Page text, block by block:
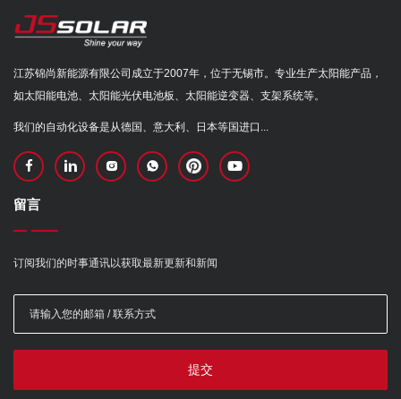
江苏锦尚新能源有限公司成立于2007年，位于无锡市。专业生产太阳能产品，
如太阳能电池、太阳能光伏电池板、太阳能逆变器、支架系统等。
我们的自动化设备是从德国、意大利、日本等国进口...
留言
订阅我们的时事通讯以获取最新更新和新闻
提交